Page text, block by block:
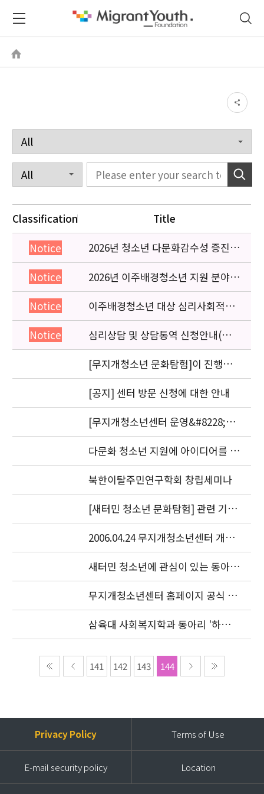
Classification Title
Notice
2026년 청소년 다문화감수성 증진
프로그램 「다가감」신청기관 안내
Notice
2026년 이주배경청소년 지원 분야
종사자 역량강화 교육 일정 안내
Notice
이주배경청소년 대상 심리사회적응
검사 연수동영상 개편 안내
Notice
심리상담 및 상담통역 신청안내(의뢰
서첨부)
[무지개청소년 문화탐험]이 진행됩
니다.
[공지] 센터 방문 신청에 대한 안내
[무지개청소년센터 운영&#8228;자
문위원회 회의] 개최
다문화 청소년 지원에 아이디어를 제
안해 주세요.
북한이탈주민연구학회 창립세미나
[새터민 청소년 문화탐험] 관련 기관
실무자 간담회
2006.04.24 무지개청소년센터 개소
식이 있었습니다.
새터민 청소년에 관심이 있는 동아리
를 찾습니다.
무지개청소년센터 홈페이지 공식 오
픈
삼육대 사회복지학과 동아리 '하늘
샘' 특강
141 142 143 144
Privacy Policy Terms of Use
E-mail security policy Location